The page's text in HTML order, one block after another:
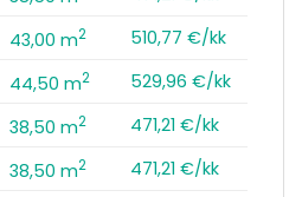
43,00 m2
510,77 €/kk
44,50 m2
529,96 €/kk
38,50 m2
471,21 €/kk
38,50 m2
471,21 €/kk